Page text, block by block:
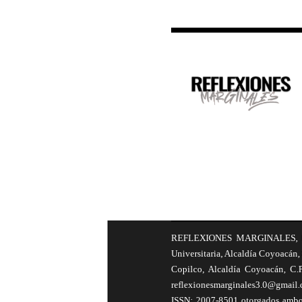
REFLEXIONES
Universitaria, Alcaldía
Copilco, Alcaldía Coyoacán,